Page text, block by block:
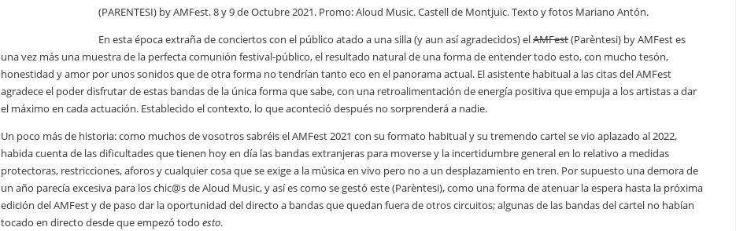
(PARENTESI) by AMFest. 8 y 9 de Octubre 2021. Promo: Aloud Music. Castell de Montjuïc. Texto y fotos Mariano Antón.
En esta época extraña de conciertos con el público atado a una silla (y aun así agradecidos) elAMFest(Parèntesi) by AMFest es
una vez más una muestra de la perfecta comunión festival-público, el resultado natural de una forma de entender todo esto, con mucho tesón,
honestidad y amor por unos sonidos que de otra forma no tendrían tanto eco en el panorama actual. El asistente habitual a las citas del AMFest
agradece el poder disfrutar de estas bandas de la única forma que sabe, con una retroalimentación de energía positiva que empuja a los artistas a dar
el máximo en cada actuación. Establecido el contexto, lo que aconteció después no sorprenderá a nadie.
Un poco más de historia: como muchos de vosotros sabréis el AMFest 2021 con su formato habitual y su tremendo cartel se vio aplazado al 2022,
habida cuenta de las dificultades que tienen hoy en día las bandas extranjeras para moverse y la incertidumbre general en lo relativo a medidas
protectoras, restricciones, aforos y cualquier cosa que se exige a la música en vivo pero no a un desplazamiento en tren. Por supuesto una demora de
un año parecía excesiva para los chic@s de Aloud Music, y así es como se gestó este (Parèntesi), como una forma de atenuar la espera hasta la próxima
edición del AMFest y de paso dar la oportunidad del directo a bandas que quedan fuera de otros circuitos; algunas de las bandas del cartel no habían
tocado en directo desde que empezó todo esto.